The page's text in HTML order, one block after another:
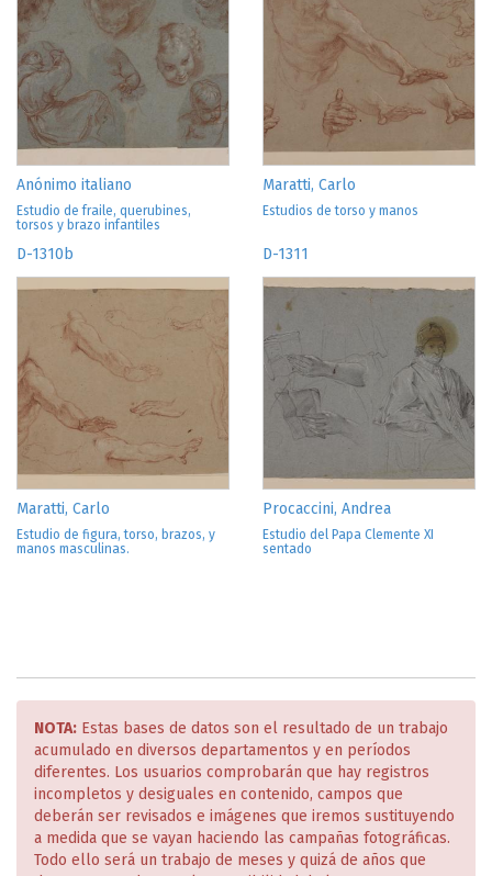
Anónimo italiano
Estudio de fraile, querubines,
torsos y brazo infantiles
Maratti, Carlo
Estudios de torso y manos
D-1310b
Maratti, Carlo
Estudio de figura, torso, brazos, y
manos masculinas.
D-1311
Procaccini, Andrea
Estudio del Papa Clemente XI
sentado
NOTA: Estas bases de datos son el resultado de un trabajo
acumulado en diversos departamentos y en períodos
diferentes. Los usuarios comprobarán que hay registros
incompletos y desiguales en contenido, campos que
deberán ser revisados e imágenes que iremos sustituyendo
a medida que se vayan haciendo las campañas fotográficas.
Todo ello será un trabajo de meses y quizá de años que